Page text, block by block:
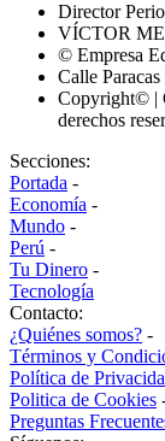
Director
VÍCTOR
© Empresa
Calle
Copyright© |
derechos
Secciones:
Portada -
Economía -
Mundo -
Perú -
Tu Dinero -
Tecnología
Contacto:
¿Quiénes somos? -
Términos y
Política de
Politica de Cookies
Preguntas